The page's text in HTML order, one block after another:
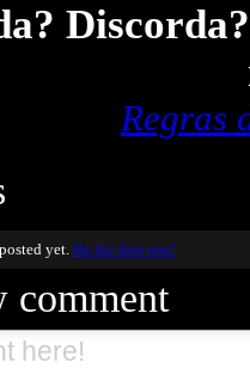
Regras
yet. Be the first one!
comment